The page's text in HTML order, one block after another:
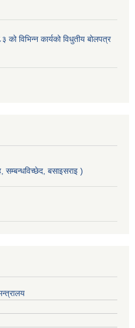
विभिन्न कार्यको विधुतीय बोलपत्र
सम्बन्धविच्छेद, बसाइसराइ )